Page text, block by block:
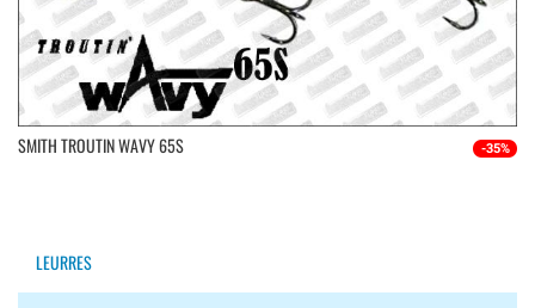
SMITH TROUTIN WAVY 65S -35%
LEURRES